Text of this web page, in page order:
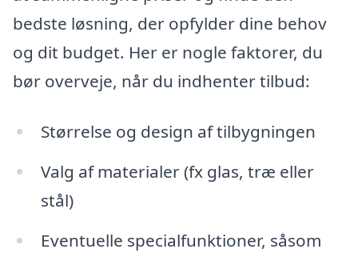
bedste løsning, der opfylder dine behov
og dit budget. Her er nogle faktorer, du
bør overveje, når du indhenter tilbud:
Størrelse og design af tilbygningen
Valg af materialer (fx glas, træ eller
stål)
Eventuelle specialfunktioner, såsom